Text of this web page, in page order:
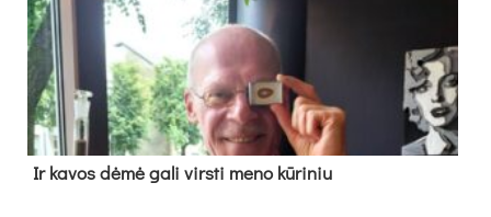
Ir ka­vos dė­mė ga­li virs­ti me­no kū­ri­niu